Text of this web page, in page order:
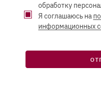
обработку
Я соглашаюсь на
информационных